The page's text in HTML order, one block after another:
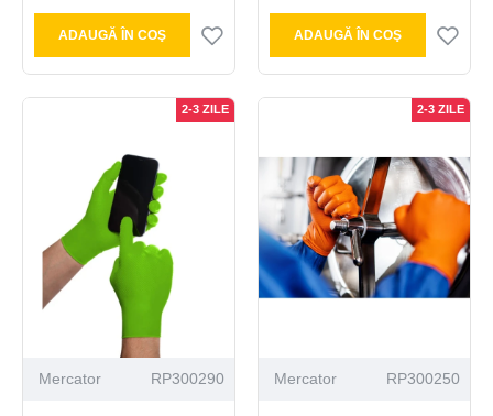
ADAUGĂ ÎN COŞ ADAUGĂ ÎN COŞ
2-3 ZILE
Mercator RP300290
2-3 ZILE
Mercator RP300250